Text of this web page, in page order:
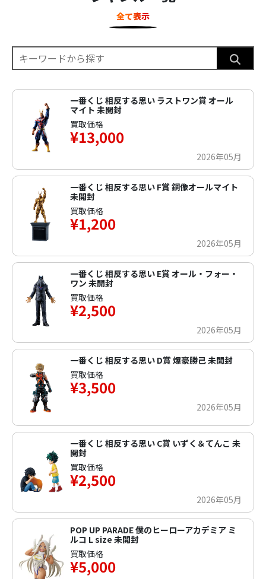
全て表示
一番くじ 相反する思い ラストワン賞 オール
マイト 未開封
買取価格
¥13,000
2026年05月
一番くじ 相反する思い F賞 銅像オールマイト
未開封
買取価格
¥1,200
2026年05月
一番くじ 相反する思い E賞 オール・フォー・
ワン 未開封
買取価格
¥2,500
2026年05月
一番くじ 相反する思い D賞 爆豪勝己 未開封
買取価格
¥3,500
2026年05月
一番くじ 相反する思い C賞 いずく＆てんこ 未
開封
買取価格
¥2,500
2026年05月
POP UP PARADE 僕のヒーローアカデミア ミ
ルコ L size 未開封
買取価格
¥5,000